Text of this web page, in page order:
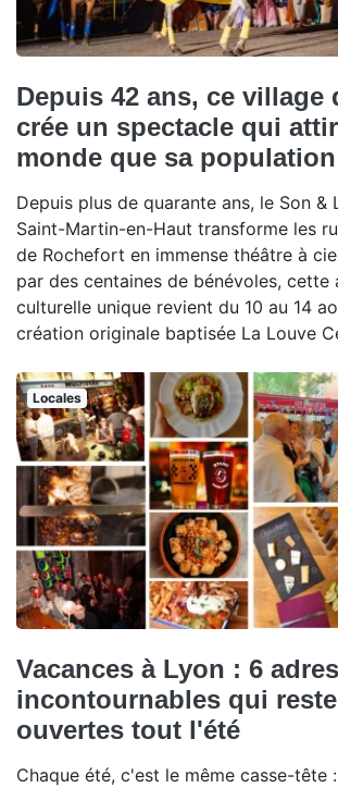
Depuis 42 ans, ce village
crée un spectacle qui
monde que sa population
Depuis plus de quarante ans, le Son &
Saint-Martin-en-Haut transforme les
de Rochefort en immense théâtre à
par des centaines de bénévoles, cette
culturelle unique revient du 10 au 14
création originale baptisée La Louve
Locales
Vacances à Lyon : 6
incontournables qui
ouvertes tout l'été
Chaque été, c'est le même casse-tête